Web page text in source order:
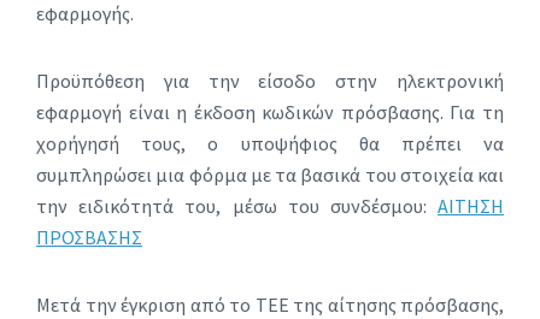
εφαρμογής.
Προϋπόθεση για την είσοδο στην ηλεκτρονική
εφαρμογή είναι η έκδοση κωδικών πρόσβασης. Για τη
χορήγησή τους, ο υποψήφιος θα πρέπει να
συμπληρώσει μια φόρμα με τα βασικά του στοιχεία και
την ειδικότητά του, μέσω του συνδέσμου: ΑΙΤΗΣΗ
ΠΡΟΣΒΑΣΗΣ
Μετά την έγκριση από το ΤΕΕ της αίτησης πρόσβασης,